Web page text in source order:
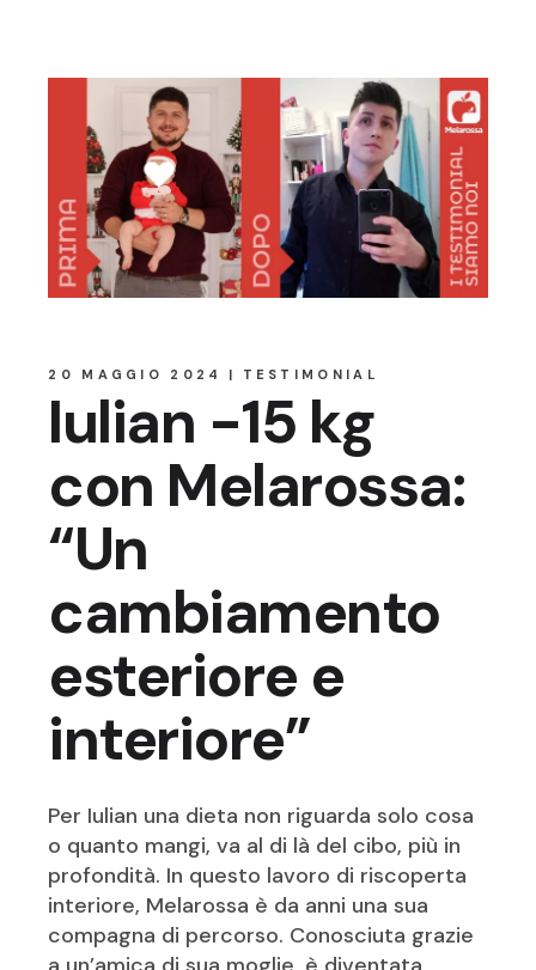
20 MAGGIO 2024 TESTIMONIAL
Iulian -15 kg
con Melarossa:
“Un
cambiamento
esteriore e
interiore”
Per Iulian una dieta non riguarda solo cosa
o quanto mangi, va al di là del cibo, più in
profondità. In questo lavoro di riscoperta
interiore, Melarossa è da anni una sua
compagna di percorso. Conosciuta grazie